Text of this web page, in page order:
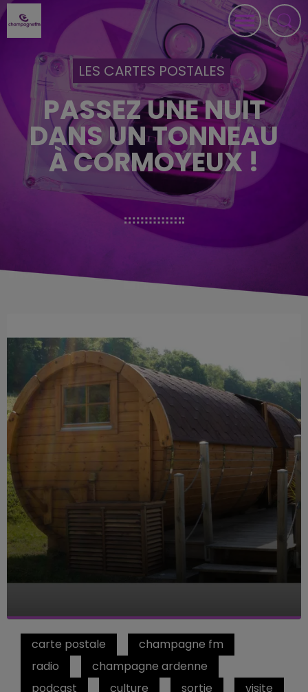
LES CARTES POSTALES
PASSEZ UNE NUIT
DANS UN TONNEAU
À CORMOYEUX !
carte postale
champagne fm
radio
champagne ardenne
podcast
culture sortie visite